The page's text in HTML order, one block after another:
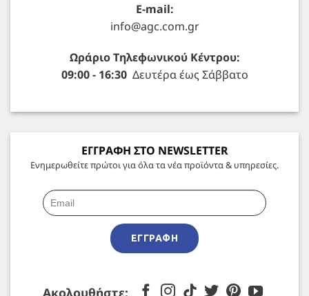
E-mail:
info@agc.com.gr
Ωράριο Τηλεφωνικού Κέντρου:
09:00 - 16:30Δευτέρα έως Σάββατο
ΕΓΓΡΑΦΗ ΣΤΟ NEWSLETTER
Ενημερωθείτε πρώτοι για όλα τα νέα προϊόντα & υπηρεσίες.
ΕΓΓΡΑΦΉ
Ακολουθήστε: